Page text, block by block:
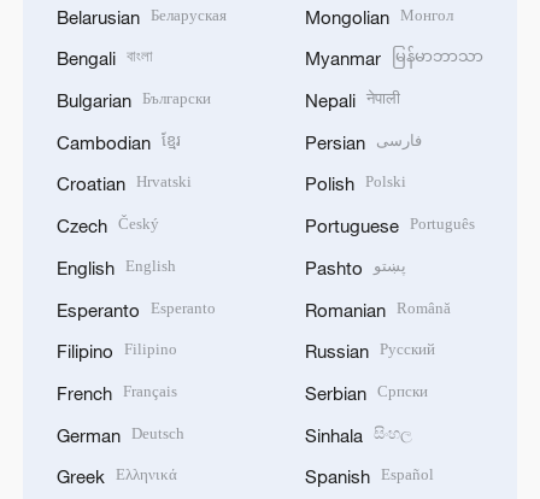
Belarusian Беларуская
Bengali বাংলা
Bulgarian Български
Cambodian ខ្មែរ
Croatian Hrvatski
Czech Český
English English
Esperanto Esperanto
Filipino Filipino
French Français
German Deutsch
Greek Ελληνικά
Mongolian Монгол
Myanmar မြန်မာဘာသာ
Nepali नेपाली
Persian فارسی
Polish Polski
Portuguese Português
Pashto پښتو
Romanian Română
Russian Русский
Serbian Српски
Sinhala සිංහල
Spanish Español